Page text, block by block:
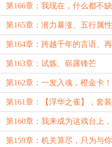
第166章：我现在，什么都不缺
第165章：潜力暴涨、五行属
第164章：跨越千年的言语、
第163章：试炼、崭露锋芒
第162章：一发入魂，橙金卡！
第161章：【浮华之雀】，套
第160章：我来成为这戏台上
第159章：机关算尽，只为与